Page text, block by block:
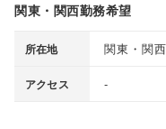
関東・関西勤務希望
所在地 関東・関
アクセス -